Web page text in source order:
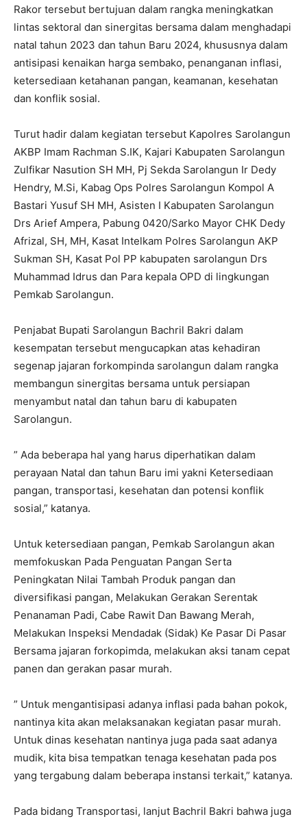
Rakor tersebut bertujuan dalam rangka meningkatkan
lintas sektoral dan sinergitas bersama dalam menghadapi
natal tahun 2023 dan tahun Baru 2024, khususnya dalam
antisipasi kenaikan harga sembako, penanganan inflasi,
ketersediaan ketahanan pangan, keamanan, kesehatan
dan konflik sosial.
Turut hadir dalam kegiatan tersebut Kapolres Sarolangun
AKBP Imam Rachman S.IK, Kajari Kabupaten Sarolangun
Zulfikar Nasution SH MH, Pj Sekda Sarolangun Ir Dedy
Hendry, M.Si, Kabag Ops Polres Sarolangun Kompol A
Bastari Yusuf SH MH, Asisten I Kabupaten Sarolangun
Drs Arief Ampera, Pabung 0420/Sarko Mayor CHK Dedy
Afrizal, SH, MH, Kasat Intelkam Polres Sarolangun AKP
Sukman SH, Kasat Pol PP kabupaten sarolangun Drs
Muhammad Idrus dan Para kepala OPD di lingkungan
Pemkab Sarolangun.
Penjabat Bupati Sarolangun Bachril Bakri dalam
kesempatan tersebut mengucapkan atas kehadiran
segenap jajaran forkompinda sarolangun dalam rangka
membangun sinergitas bersama untuk persiapan
menyambut natal dan tahun baru di kabupaten
Sarolangun.
” Ada beberapa hal yang harus diperhatikan dalam
perayaan Natal dan tahun Baru imi yakni Ketersediaan
pangan, transportasi, kesehatan dan potensi konflik
sosial,” katanya.
Untuk ketersediaan pangan, Pemkab Sarolangun akan
memfokuskan Pada Penguatan Pangan Serta
Peningkatan Nilai Tambah Produk pangan dan
diversifikasi pangan, Melakukan Gerakan Serentak
Penanaman Padi, Cabe Rawit Dan Bawang Merah,
Melakukan Inspeksi Mendadak (Sidak) Ke Pasar Di Pasar
Bersama jajaran forkopimda, melakukan aksi tanam cepat
panen dan gerakan pasar murah.
” Untuk mengantisipasi adanya inflasi pada bahan pokok,
nantinya kita akan melaksanakan kegiatan pasar murah.
Untuk dinas kesehatan nantinya juga pada saat adanya
mudik, kita bisa tempatkan tenaga kesehatan pada pos
yang tergabung dalam beberapa instansi terkait,” katanya.
Pada bidang Transportasi, lanjut Bachril Bakri bahwa juga